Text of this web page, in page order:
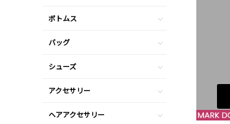
ボトムス
バッグ
シューズ
アクセサリー
ヘアアクセサリー